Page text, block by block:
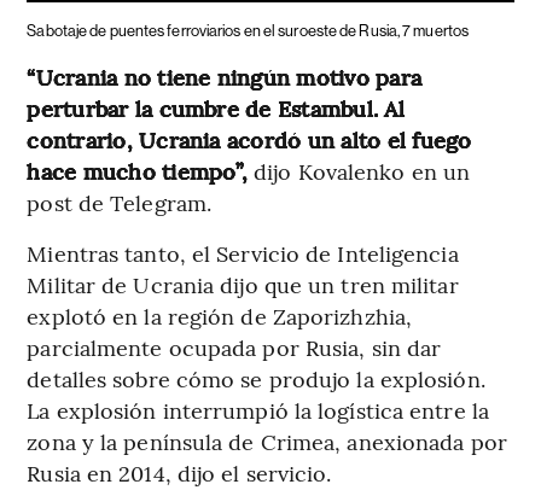
Sabotaje de puentes ferroviarios en el suroeste de Rusia, 7 muertos
“Ucrania no tiene ningún motivo para
perturbar la cumbre de Estambul. Al
contrario, Ucrania acordó un alto el fuego
hace mucho tiempo”,dijo Kovalenko en un
post de Telegram.
Mientras tanto, el Servicio de Inteligencia
Militar de Ucrania dijo que un tren militar
explotó en la región de Zaporizhzhia,
parcialmente ocupada por Rusia, sin dar
detalles sobre cómo se produjo la explosión.
La explosión interrumpió la logística entre la
zona y la península de Crimea, anexionada por
Rusia en 2014, dijo el servicio.